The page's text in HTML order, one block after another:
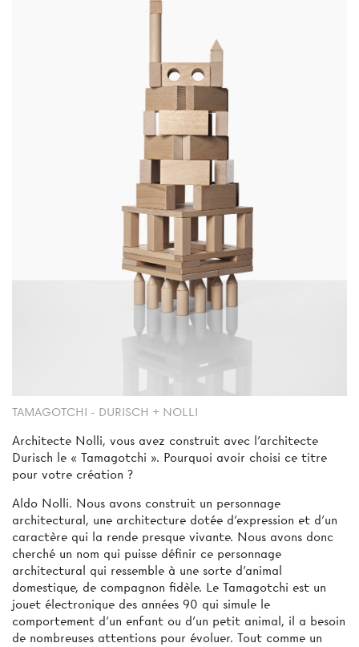
TAMAGOTCHI - DURISCH + NOLLI
Architecte Nolli, vous avez construit avec l’architecte
Durisch le « Tamagotchi ». Pourquoi avoir choisi ce titre
pour votre création ?
Aldo Nolli. Nous avons construit un personnage
architectural, une architecture dotée d’expression et d’un
caractère qui la rende presque vivante. Nous avons donc
cherché un nom qui puisse définir ce personnage
architectural qui ressemble à une sorte d’animal
domestique, de compagnon fidèle. Le Tamagotchi est un
jouet électronique des années 90 qui simule le
comportement d’un enfant ou d’un petit animal, il a besoin
de nombreuses attentions pour évoluer. Tout comme un